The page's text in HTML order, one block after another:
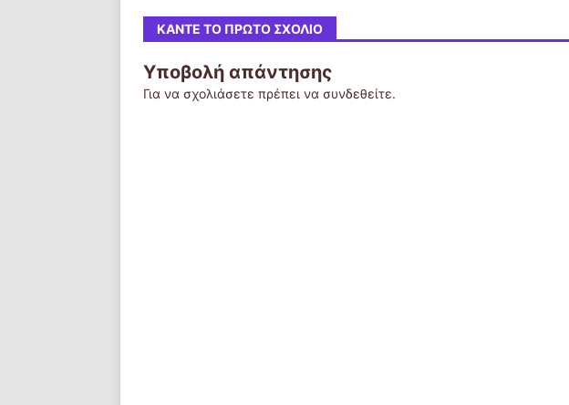
ΚΆΝΤΕ ΤΟ ΠΡΏΤΟ ΣΧΌΛΙΟ
Υποβολή απάντησης
Για να σχολιάσετε πρέπει να συνδεθείτε.